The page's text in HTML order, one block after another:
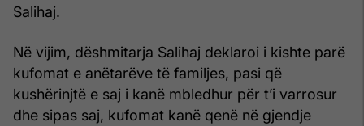
Salihaj.
Në vijim, dëshmitarja Salihaj deklaroi i kishte parë
kufomat e anëtarëve të familjes, pasi që
kushërinjtë e saj i kanë mbledhur për t’i varrosur
dhe sipas saj, kufomat kanë qenë në gjendje